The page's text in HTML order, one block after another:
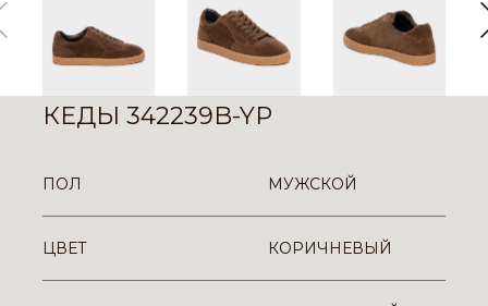
КЕДЫ 342239B-YP
ПОЛ МУЖСКОЙ
ЦВЕТ КОРИЧНЕВЫЙ